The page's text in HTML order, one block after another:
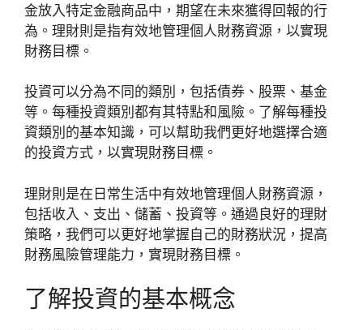
金放入特定金融商品中，期望在未來獲得回報的行
為。理財則是指有效地管理個人財務資源，以實現
財務目標。
投資可以分為不同的類別，包括債券、股票、基金
等。每種投資類別都有其特點和風險。了解每種投
資類別的基本知識，可以幫助我們更好地選擇合適
的投資方式，以實現財務目標。
理財則是在日常生活中有效地管理個人財務資源，
包括收入、支出、儲蓄、投資等。通過良好的理財
策略，我們可以更好地掌握自己的財務狀況，提高
財務風險管理能力，實現財務目標。
了解投資的基本概念